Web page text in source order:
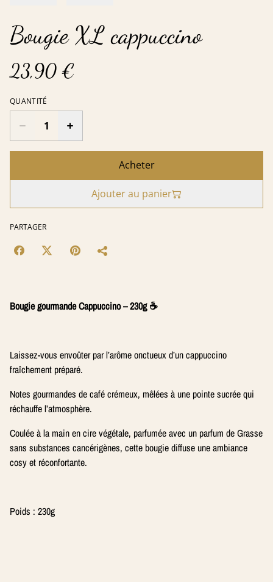
Bougie XL cappuccino
23,90 €
QUANTITÉ
Acheter
Ajouter au panier
PARTAGER
Bougie gourmande Cappuccino – 230g ☕️
Laissez-vous envoûter par l’arôme onctueux d’un cappuccino
fraîchement préparé.
Notes gourmandes de café crémeux, mêlées à une pointe sucrée qui
réchauffe l’atmosphère.
Coulée à la main en cire végétale, parfumée avec un parfum de Grasse
sans substances cancérigènes, cette bougie diffuse une ambiance
cosy et réconfortante.
Poids : 230g